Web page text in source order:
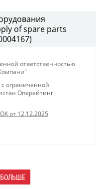
of spare parts
ответственностью
ограниченной
Оперейтинг
от 12.12.2025